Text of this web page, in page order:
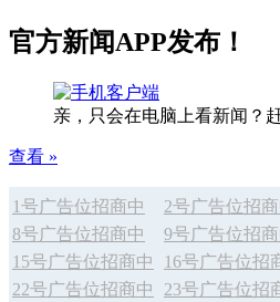
官方新闻APP发布！
亲，只会在电脑上看新闻？
查看 »
1号广告位招商中 2号广告位招
8号广告位招商中
9号广告位招
15号广告位招商中
16号广告位招
22号广告位招商中
23号广告位招